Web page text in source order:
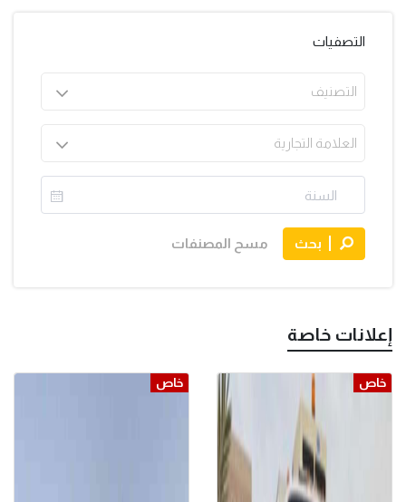
التصفيات
التصنيف
العلامة التجارية
مسح المصنفات
إعلانات خاصة
خاص خاص